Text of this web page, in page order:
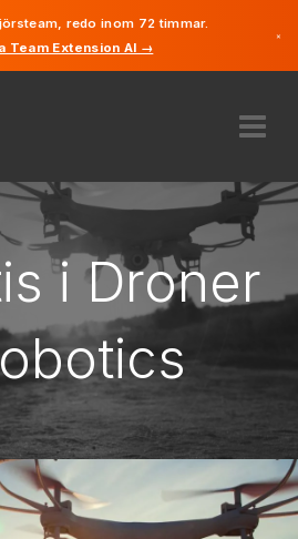
redo inom 72 timmar.
Team Extension AI →
×
KOMMA IGÅNG
Tyska
Engelska
i Droner